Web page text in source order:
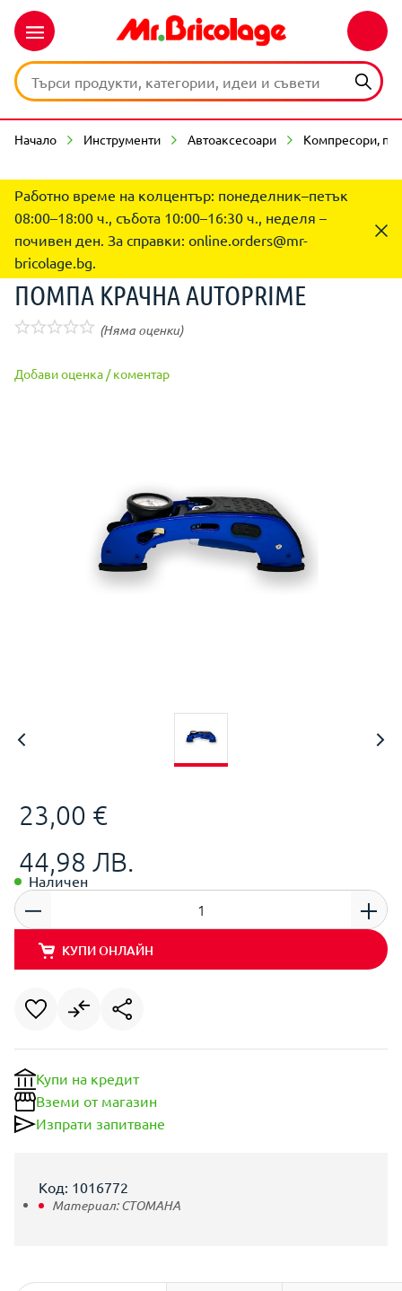
Начало Инструменти Автоаксесоари Компресори,
Работно време на колцентър: понеделник–петък
08:00–18:00 ч., събота 10:00–16:30 ч., неделя –
почивен ден. За справки: online.orders@mr-
bricolage.bg.
ПОМПА КРАЧНА AUTOPRIME
(Няма оценки)
Добави оценка / коментар
23,00 €
44,98 ЛВ.
Наличен
КУПИ ОНЛАЙН
Купи на кредит
Вземи от магазин
Изпрати запитване
Код: 1016772
Материал:СТОМАНА